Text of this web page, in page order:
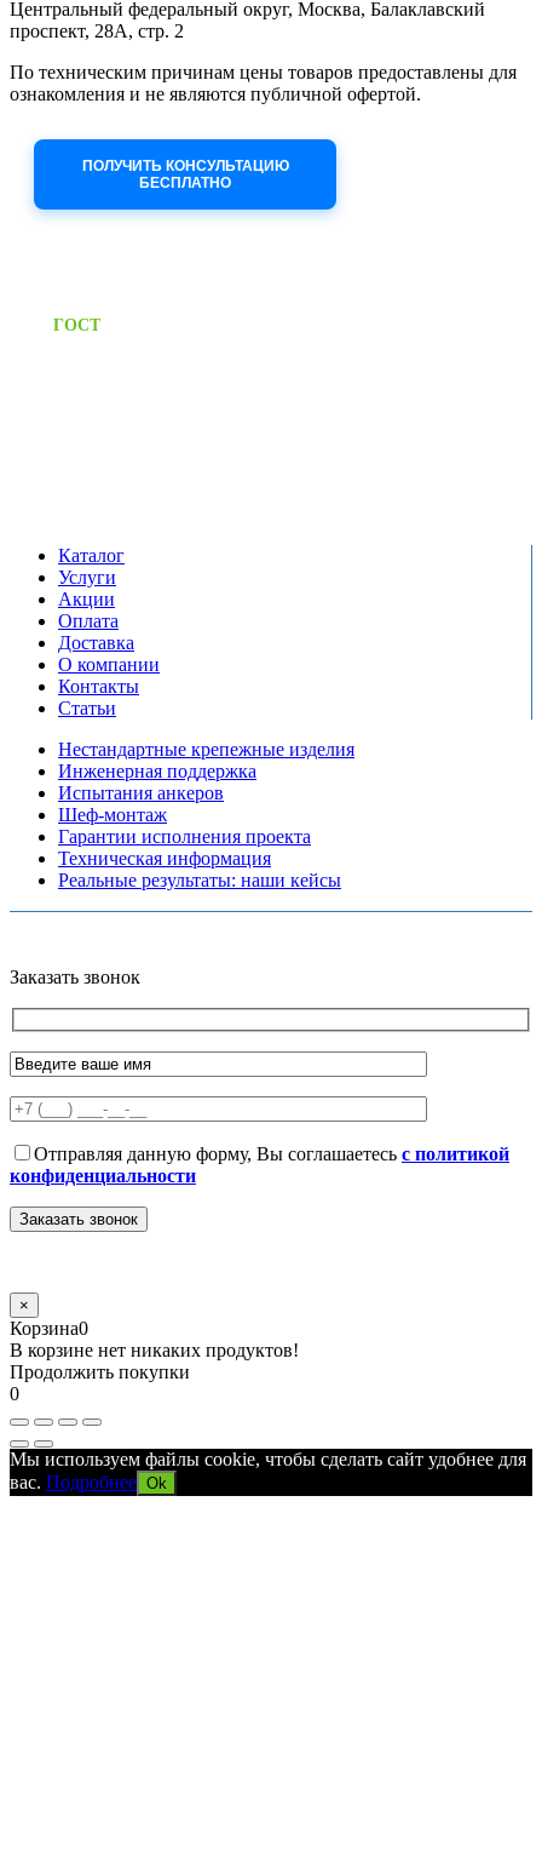
Центральный федеральный округ, Москва, Балаклавский
проспект, 28А, стр. 2
По техническим причинам цены товаров предоставлены для
ознакомления и не являются публичной офертой.
ПОЛУЧИТЬ КОНСУЛЬТАЦИЮ
БЕСПЛАТНО
ГОСТПредоставляем паспорт
Каталог
Услуги
Акции
Оплата
Доставка
О компании
Контакты
Статьи
Нестандартные крепежные изделия
Инженерная поддержка
Испытания анкеров
Шеф-монтаж
Гарантии исполнения проекта
Техническая информация
Реальные результаты: наши кейсы
Заказать звонок
Отправляя данную форму, Вы соглашаетесь с политикой
конфиденциальности
×
Корзина0
В корзине нет никаких продуктов!
Продолжить покупки
0
Мы используем файлы cookie, чтобы сделать сайт удобнее для
вас. Подробнее Ok